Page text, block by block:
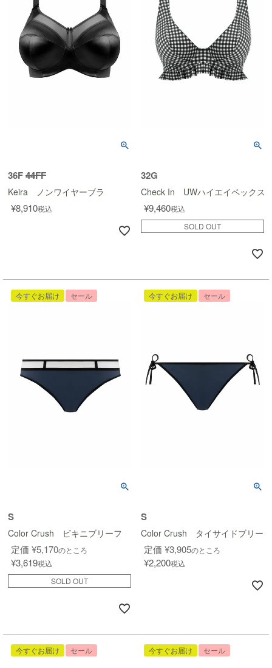
36F44FF
Keira ノンワイヤーブラ
¥8,910税込
32G
Check In UWハイエイペックス
¥9,460税込
SOLD OUT
今すぐお届け セール
S
Color Crush ビキニブリーフ
定価 ¥5,170のところ
¥3,619税込
SOLD OUT
今すぐお届け セール
S
Color Crush タイサイドブリーフ
定価 ¥3,905のところ
¥2,200税込
今すぐお届け セール 今すぐお届け セール